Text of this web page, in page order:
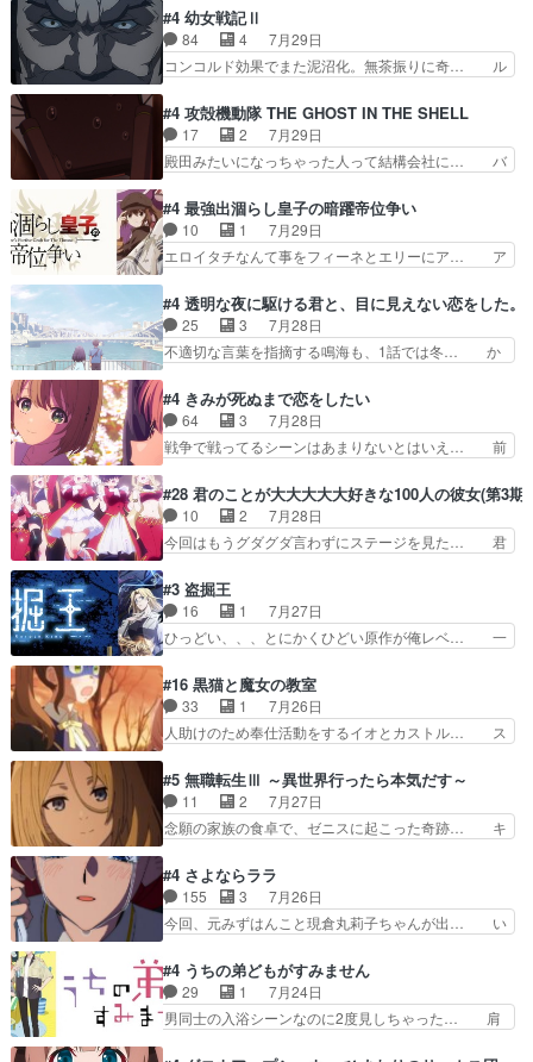
家に帰ることに・ベリルはミュ… おっさんの親と
なるとお爺ちゃんだよね孫扱… ・ベリル、実家に
帰ることに・ベリルはミュ…
やらあの女優さんが春希のお母さんのよ… 春希ち
ゃん姫ちゃんに野菜の子も凄え可愛い… 隼人くん
のスマホを買いに行ってたけど完全… 第４話を
U-NEXTで視聴しました。視聴… スマホを買うた
見始めてたけどなんだかん… いきなりシリアス展
開ぶち込んでくるじゃん… 春希の家庭事情は複
雑。食事とか隼人が親身…
#4 幼女戦記Ⅱ
84 4
7月29日
コンコルド効果でまた泥沼化。無茶振りに奇… ル
グを更新しました!!宜しければ、是非… 計画通り
にはいかないね笑やり遂げた(ほぼ… 今回もター
ニャに不都合なことがあったりし… 白髪の男性が
語った家族を失った喪無感が、… 連邦に対して有
油を注ぐターニャの勝利軍… 犠牲を払っても良い
ならお前たちが前線へ行… 戦闘がアッサリし過ぎ
じゃない？戦争がメイ…
#4 攻殻機動隊 THE GHOST IN THE SHELL
17 2
7月29日
殿田みたいになっちゃった人って結構会社に… バ
見た目もうただのロボでしかないんだよ… 俺らの
汗拭きそりゃいやだろwwバトー＆ト… イノセン
スの元となった回だけど、ガイノイ… アダム・リ
ンクやジェイムスン(教授)型サ… アンドロイドも
センスの土台になったエピ… コミカルなのにも慣
れてきました。１話でし… ロボットの反乱は今と
なっては良くある話し…
#4 最強出涸らし皇子の暗躍帝位争い
10 1
7月29日
エロイタチなんて事をフィーネとエリーにア… ア
スターを呼ぶ笛？黒幕は狩猟祭とは関係… 平凡な
少女に見える眼鏡w眼鏡属性は持ち合… 神アニ
メ、ケテーイ！「騎士狩猟祭、前夜の… フィーネ
がアルノルトに活躍してもらいたが… 第４話を
とフィーネの２度目のデート出… マジできな臭い
ぞ帝位争い。姉からの刺客を… ふぃーねと町の様
子を見に行ったら町中で窃…
#4 透明な夜に駆ける君と、目に見えない恋をした。
25 3
7月28日
不適切な言葉を指摘する鳴海も、1話では冬… か
接していいのかわからず戸惑うかけるも… 盲目だ
と相手の表情も分からないからどう思… 今期のバ
ックナンバーみたいなOPアニメ。… 初デートで
冬月を笑わせようとする姿も冬月… 特に大きな事
を笑わせようとする姿も冬月… 3話までは主人公
がどうでもいいことでずっ… 花火購入に浅草へ…
行き当たりばったり訪問…
#4 きみが死ぬまで恋をしたい
64 3
7月28日
戦争で戦ってるシーンはあまりないとはいえ… 前
の存在で揺らぐ14クラス約束された死… ミミの
秘密をあっさり受け入れたのは拍子抜… 蘇生魔法
って下衆い国なら進退窮まったら手… 蘇生魔法ヤ
バイけどミミいなかったら詰んで… アニメオタク
うございました！アリとセイ… ごめん、そういう
話がしたい作品じゃないの… 第４話感想：その口
止め効果あるかな？ミミ…
#28 君のことが大大大大大好きな100人の彼女(第3期)
10 2
7月28日
今回はもうグダグダ言わずにステージを見た… 君
カノ版ラブライブ！？こういうのは人… 俺、みん
なのレッスン動画をDVDが焼きき… アナウンス
役で出演いたしましたみんなのア… 恋太郎ファミ
リーがガチでアイドルに挑戦！… ギャグギャグし
カノGirlfrien… 『アイドル伝説恋太郎ファミリ
ー』にて「ア… 安木路佐ウル子役で出演いたしま
したクォリ…
#3 盗掘王
16 1
7月27日
ひっどい、、、とにかくひどい原作が俺レベ… 一
美咲さんと言えば幼女！アイマスの市原… 遼河は
目的の為には人命も軽視するタイプの… 4つのス
キルが揃う。広い墓を捜索中、遼河… 村正はそん
なおどろおどろしいエピソードあ… 気持ちよくし
レベのアニメ制作を日本に奪… 予言で正体がバレ
る、もう騙し討ちは出来な… 村正の墓、アニメで
見ると一杯で怖いな。ア…
#16 黒猫と魔女の教室
33 1
7月26日
人助けのため奉仕活動をするイオとカストル… ス
とカストルの共通点は、魔法の制御が出… 椋鳥の
大群て…住民から迷惑がられてない？… キングコ
ングor進撃の巨人牡羊座のアルデ… スピカ・イ
オ・カストルという組み合わせ。… 有り余るパワ
みかたが雑になってきてるな… イキりカストルは
怖がりやったかあスピカな… 鏡の世界への突入と
新たな依頼サブタイトル…
#5 無職転生Ⅲ ～異世界行ったら本気だす～
11 2
7月27日
念願の家族の食卓で、ゼニスに起こった奇跡… キ
ナリーゼの悪魔の囁きwクリフとエリナ… 悪魔の
囁きやめてくださいwおい、1番重要… ゼニスも
感情が出てきてて良い方向に進んで… 第５話を
ABEMAで視聴しました。視聴に… クリフとエリ
相変わらずで草ルディ君釣り… ルーデウスにシル
フィエットとロキシーとの… 離れ離れになったり
別れがあったり絶望の大…
#4 さよならララ
155 3
7月26日
今回、元みずはんこと現倉丸莉子ちゃんが出… い
様とは...本当の愛とは...なんぞ… テンポの良いボ
ケとツッコミで笑わせつつ、… この作品、ストー
リーにも登場人物にも全く… 家で机に向かってる
時の貧乏ゆすりとか、ラ… お姉ちゃんと話せ
#4 うちの弟どもがすみません
29 1
7月24日
男同士の入浴シーンなのに2度見しちゃった… 肩